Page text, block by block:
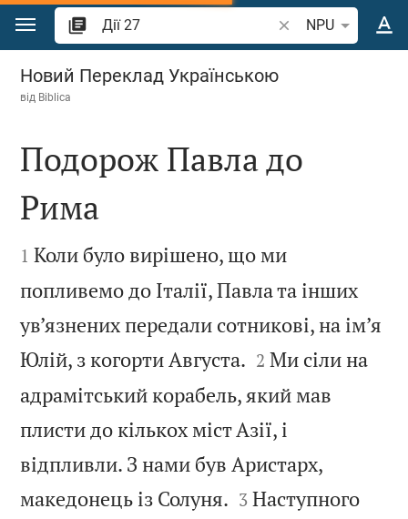
Перейти до вмісту
Шукати біблійний
NPU
Дії 27
Новий Переклад Українською
від Biblica

Подорож Павла до
Рима

1 Коли було вирішено, що ми
попливемо до Італії, Павла та інших
ув’язнених передали сотникові, на ім’я
Юлій, з когорти Августа. 

2 Ми сіли на
адрамітський корабель, який мав
плисти до кількох міст Азії, і
відпливли. З нами був Аристарх,
македонець із Солуня. 

3 Наступного